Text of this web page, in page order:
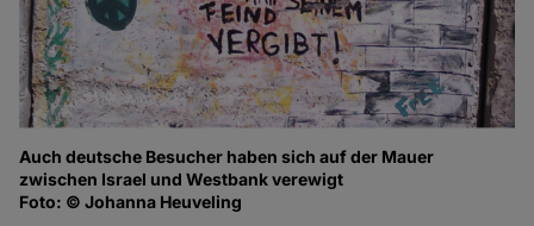
Auch deutsche Besucher haben sich auf der Mauer
zwischen Israel und Westbank verewigt
Foto: © Johanna Heuveling